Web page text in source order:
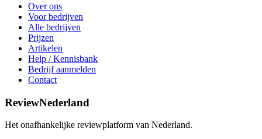
Over ons
Voor bedrijven
Alle bedrijven
Prijzen
Artikelen
Help / Kennisbank
Bedrijf aanmelden
Contact
ReviewNederland
Het onafhankelijke reviewplatform van Nederland.